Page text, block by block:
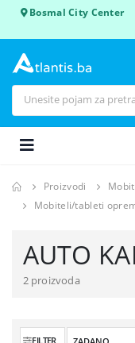
Bosmal City Center
Proizvodi
Mobiteli/tableti
AUTO
2 proizvoda
FILTER